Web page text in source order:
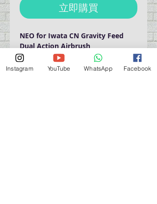
立即購買
NEO for Iwata CN Gravity Feed
Dual Action Airbrush
0.35 mm nozzle
3ml & 7 ml paint cups
Instagram YouTube WhatsApp Facebook